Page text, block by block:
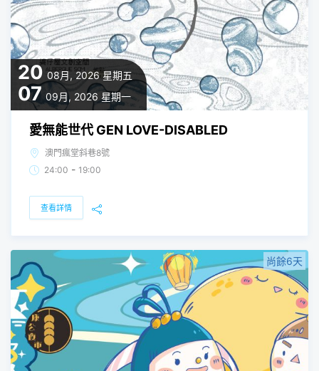
20 08月, 2026 星期五
07 09月, 2026 星期一
愛無能世代 GEN LOVE-DISABLED
澳門瘋堂斜巷8號
24:00 - 19:00
查看詳情
尚餘6天